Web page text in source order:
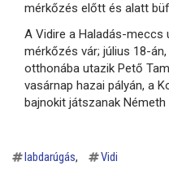
mérkőzés előtt és alatt
A Vidire a Haladás-meccs
mérkőzés vár; július 18-
otthonába utazik Pető
vasárnap hazai pályán, a
bajnokit játszanak Németh
labdarúgás Vidi